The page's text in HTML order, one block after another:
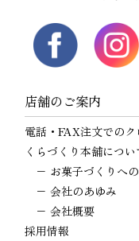
店舗のご案内
電話・FAX注文での
くらづくり本舗につい
− お菓子づくりへ
−会社のあゆみ
−会社概要
採用情報